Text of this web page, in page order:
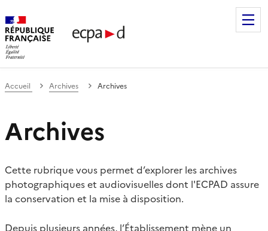
de communication et de production
Accueil Archives Archives
Archives
Cette rubrique vous permet d’explorer les archives
photographiques et audiovisuelles dont l'ECPAD assure
la conservation et la mise à disposition.
Depuis plusieurs années, l’Établissement mène un